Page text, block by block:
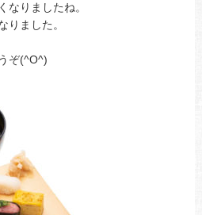
なりましたね。
りました。
ぞ(^O^)